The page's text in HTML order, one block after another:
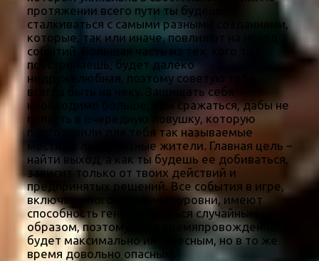
протяжении всего пути ты будешь
сталкиваться с самыми разными созданиями,
которые, так или иначе, повлияют на исход
событий. Большая часть из тех, кого ты
повстречаешь, будет далеко
недружелюбная, поэтому советую тебе
всегда быть на чеку. Защищать себя
необходимо больше, чем сражаться, дабы не
попасть в очередную ловушку, которую
подготовили для тебя так называемые
местные лабиринтные жители. Главная цель –
найти выход, а как ты будешь ее добиваться,
зависит только от твоих действий и
предпринятых решений. Все события в игре,
включая многочисленные уровни, имеют
способность генерироваться случайным
образом, поэтому твое времяпровождение
будет максимально интересным, но в то же
время довольно опасным.